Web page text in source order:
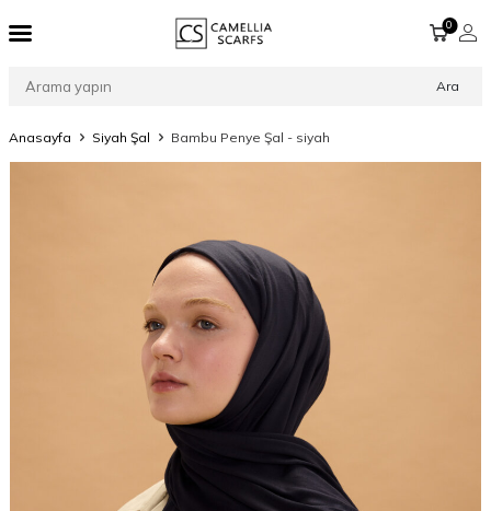
Ara
0
Anasayfa Siyah Şal Bambu Penye Şal - siyah